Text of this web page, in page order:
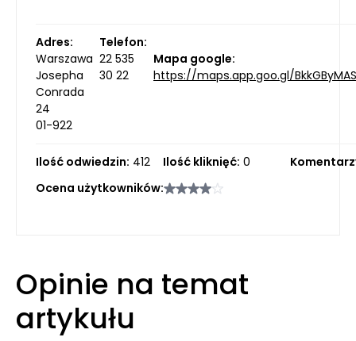
Adres:
Warszawa
Josepha
Conrada
24
01-922
Telefon:
22 535
30 22
Mapa google:
https://maps.app.goo.gl/
Ilość odwiedzin: 412 Ilość kliknięć: 0
Ocena użytkowników:
Opinie na temat
artykułu